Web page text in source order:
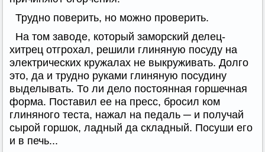
Трудно поверить, но можно проверить.
На том заводе, который заморский делец-
хитрец отгрохал, решили глиняную посуду на
электрических кружалах не выкруживать. Долго
это, да и трудно руками глиняную посудину
выделывать. То ли дело постоянная горшечная
форма. Поставил ее на пресс, бросил ком
глиняного теста, нажал на педаль ─ и получай
сырой горшок, ладный да складный. Посуши его
и в печь...